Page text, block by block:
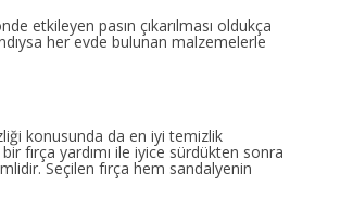
etkileyen pasın çıkarılması oldukça
her evde bulunan malzemelerle
konusunda da en iyi temizlik
fırça yardımı ile iyice sürdükten sonra
Seçilen fırça hem sandalyenin